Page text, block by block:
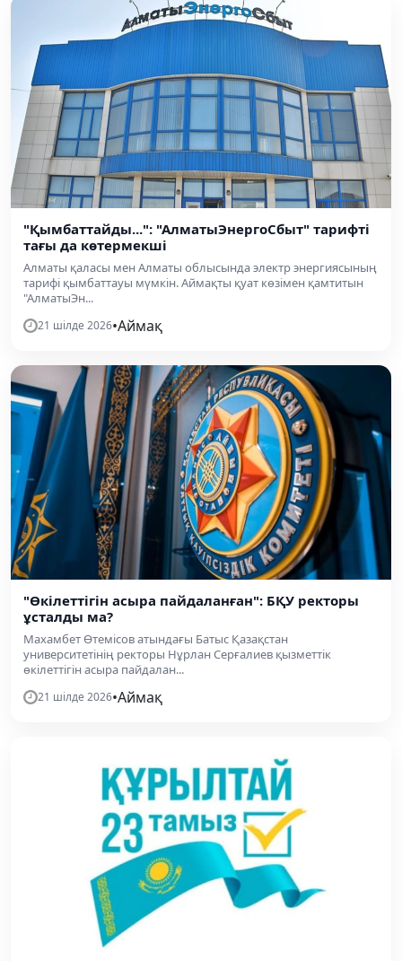
"Қымбаттайды...": "АлматыЭнергоСбыт" тарифті
тағы да көтермекші
Алматы қаласы мен Алматы облысында электр энергиясының
тарифі қымбаттауы мүмкін. Аймақты қуат көзімен қамтитын
"АлматыЭн...
21 шілде 2026•Аймақ
"Өкілеттігін асыра пайдаланған": БҚУ ректоры
ұсталды ма?
Махамбет Өтемісов атындағы Батыс Қазақстан
университетінің ректоры Нұрлан Серғалиев қызметтік
өкілеттігін асыра пайдалан...
21 шілде 2026•Аймақ